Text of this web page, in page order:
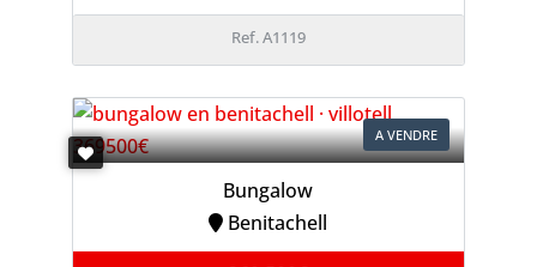
Ref. A1119
A VENDRE
Bungalow
Benitachell